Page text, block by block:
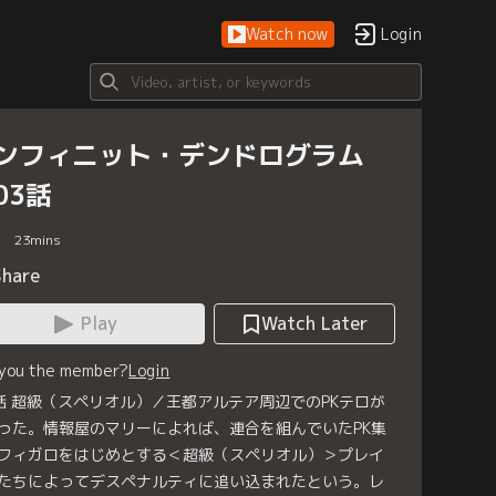
Watch now Login
フィニット・デンドログラム
話
23mins
Play
Watch Later
the member?Login
超級（スペリオル）／王都アルテア周辺でのPKテロが
た。情報屋のマリーによれば、連合を組んでいたPK集
ィガロをはじめとする＜超級（スペリオル）＞プレイ
ちによってデスペナルティに追い込まれたという。レ